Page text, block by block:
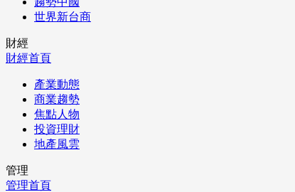
世界新台商
財經
財經首頁
產業動態
商業趨勢
焦點人物
投資理財
地產風雲
管理
管理首頁